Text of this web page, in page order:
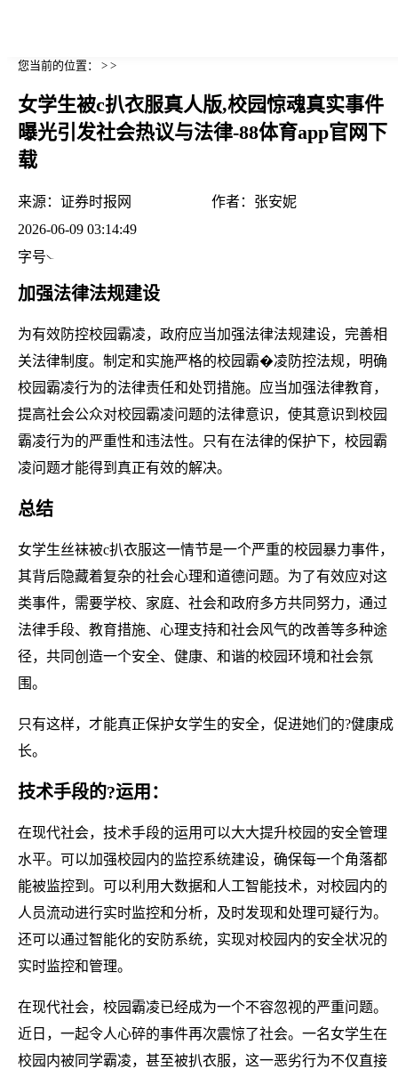
您当前的位置： > >
女学生被c扒衣服真人版,校园惊魂真实事件
曝光引发社会热议与法律-88体育app官网下
载
来源： 证券时报网 作者： 张安妮
2026-06-09 03:14:49
字号
加强法律法规建设
为有效防控校园霸凌，政府应当加强法律法规建设，完善相
关法律制度。制定和实施严格的校园霸�凌防控法规，明确
校园霸凌行为的法律责任和处罚措施。应当加强法律教育，
提高社会公众对校园霸凌问题的法律意识，使其意识到校园
霸凌行为的严重性和违法性。只有在法律的保护下，校园霸
凌问题才能得到真正有效的解决。
总结
女学生丝袜被c扒衣服这一情节是一个严重的校园暴力事件，
其背后隐藏着复杂的社会心理和道德问题。为了有效应对这
类事件，需要学校、家庭、社会和政府多方共同努力，通过
法律手段、教育措施、心理支持和社会风气的改善等多种途
径，共同创造一个安全、健康、和谐的校园环境和社会氛
围。
只有这样，才能真正保护女学生的安全，促进她们的?健康成
长。
技术手段的?运用：
在现代社会，技术手段的运用可以大大提升校园的安全管理
水平。可以加强校园内的监控系统建设，确保每一个角落都
能被监控到。可以利用大数据和人工智能技术，对校园内的
人员流动进行实时监控和分析，及时发现和处理可疑行为。
还可以通过智能化的安防系统，实现对校园内的安全状况的
实时监控和管理。
在现代社会，校园霸凌已经成为一个不容忽视的严重问题。
近日，一起令人心碎的事件再次震惊了社会。一名女学生在
校园内被同学霸凌，甚至被扒衣服，这一恶劣行为不仅直接